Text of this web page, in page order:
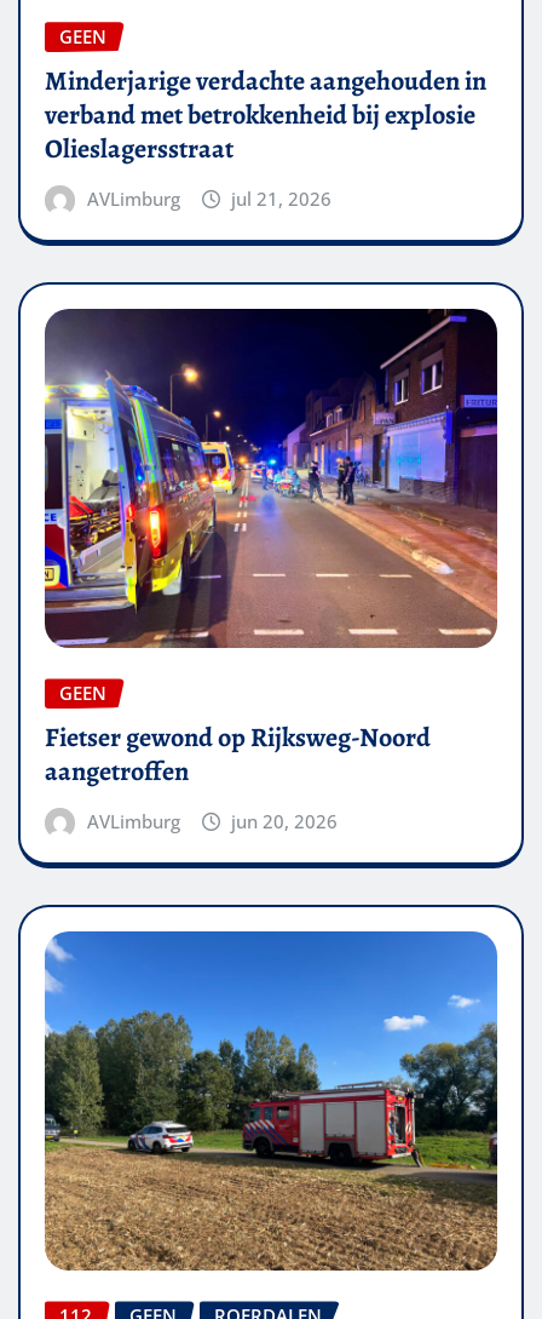
GEEN
Minderjarige verdachte aangehouden in
verband met betrokkenheid bij explosie
Olieslagersstraat
AVLimburg jul 21, 2026
GEEN
Fietser gewond op Rijksweg-Noord
aangetroffen
AVLimburg jun 20, 2026